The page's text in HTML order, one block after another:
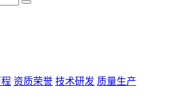
资质荣誉 技术研发 质量生产